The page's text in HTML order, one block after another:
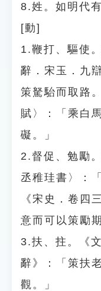
8.姓。如明代有
[動]
1.鞭打、驅使
辭．宋玉．九
策駑駘而取路
賦〉：「乘白
礙。」
2.督促、勉勵
丞稚珪書〉：
《宋史．卷四
意而可以策勵
3.扶、拄。《
辭》：「策扶
觀。」